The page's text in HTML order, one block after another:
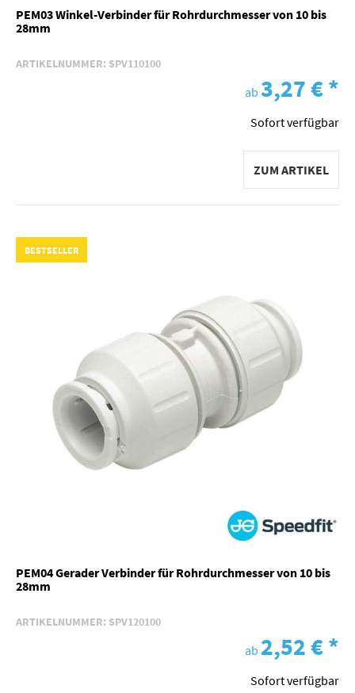
PEM03 Winkel-Verbinder für Rohrdurchmesser von 10 bis
28mm
ARTIKELNUMMER: SPV110100
ab 3,27 €*
Sofort verfügbar
ZUM ARTIKEL
BESTSELLER
PEM04 Gerader Verbinder für Rohrdurchmesser von 10 bis
28mm
ARTIKELNUMMER: SPV120100
ab 2,52 €*
Sofort verfügbar